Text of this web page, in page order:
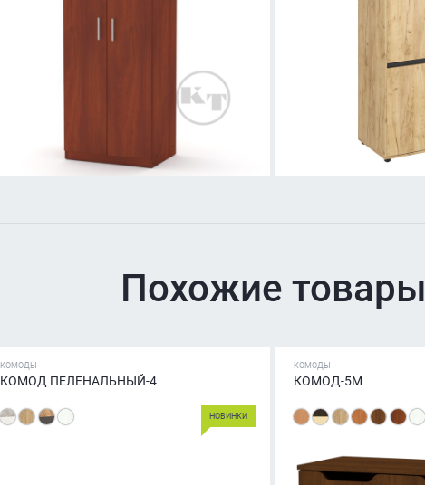
Похожие товары
КОМОДЫ
КОМОД ПЕЛЕНАЛЬНЫЙ-4
НОВИНКИ
КОМОДЫ
КОМОД-5М